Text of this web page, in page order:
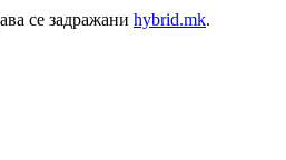
се задражани hybrid.mk.